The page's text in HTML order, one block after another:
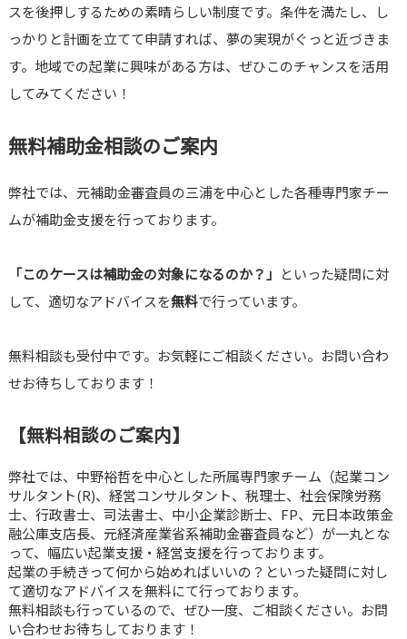
スを後押しするための素晴らしい制度です。条件を満たし、し
っかりと計画を立てて申請すれば、夢の実現がぐっと近づきま
す。地域での起業に興味がある方は、ぜひこのチャンスを活用
してみてください！
無料補助金相談のご案内
弊社では、元補助金審査員の三浦を中心とした各種専門家チー
ムが補助金支援を行っております。
「このケースは補助金の対象になるのか？」 といった疑問に対
して、適切なアドバイスを無料で行っています。
無料相談も受付中です。お気軽にご相談ください。お問い合わ
せお待ちしております！
【無料相談のご案内】
弊社では、中野裕哲を中心とした所属専門家チーム（起業コン
サルタント(R)、経営コンサルタント、税理士、社会保険労務
士、行政書士、司法書士、中小企業診断士、FP、元日本政策金
融公庫支店長、元経済産業省系補助金審査員など）が一丸とな
って、幅広い起業支援・経営支援を行っております。
起業の手続きって何から始めればいいの？といった疑問に対し
て適切なアドバイスを無料にて行っております。
無料相談も行っているので、ぜひ一度、ご相談ください。お問
い合わせお待ちしております！